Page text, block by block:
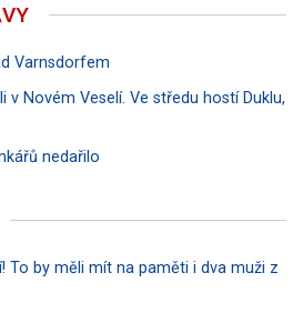
Varnsdorfem
v Novém Veselí. Ve středu hostí Duklu,
nedařilo
To by měli mít na paměti i dva muži z